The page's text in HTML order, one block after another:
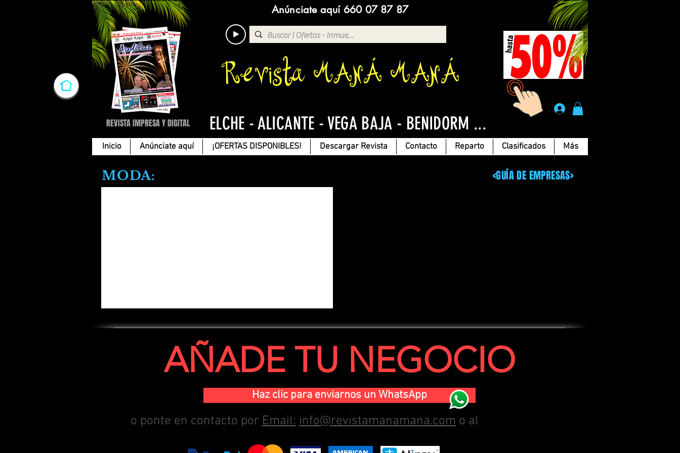
Anúnciate aquí 660 07 87 87
Revista MANÁ MANÁ
ELCHE - ALICANTE - VEGA BAJA - BENIDORM ...
REVISTA IMPRESA Y DIGITAL
.
Inicio Anúnciate aquí ¡OFERTAS DISPONIBLES! Descargar Revista Contacto Reparto Clasificados Más
MODA: <GUÍA DE EMPRESAS>
AÑADE TU NEGOCIO
Haz clic para enviarnos un WhatsApp
o ponte en contacto porEmail: info@revistamanamana.como al